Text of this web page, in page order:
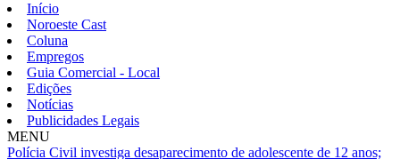
Início
Noroeste Cast
Coluna
Empregos
Guia Comercial - Local
Edições
Notícias
Publicidades Legais
MENU
Polícia Civil investiga desaparecimento de adolescente de 12 anos;